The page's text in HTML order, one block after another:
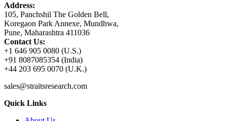
Address:
105, Panchshil The Golden Bell,
Koregaon Park Annexe, Mundhwa,
Pune, Maharashtra 411036
Contact Us:
+1 646 905 0080 (U.S.)
+91 8087085354 (India)
+44 203 695 0070 (U.K.)
sales@straitsresearch.com
Quick Links